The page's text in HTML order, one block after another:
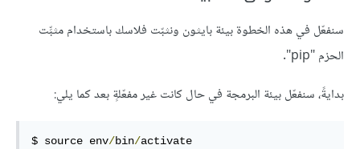
سنفعّل في هذه الخطوة بيئة بايثون ونثبّت فلاسك باستخدام مثبِّت
الحزم "pip".
بدايةً، سنفعّل بيئة البرمجة في حال كانت غير مفعّلةٍ بعد كما يلي:
$ source env/bin/activate